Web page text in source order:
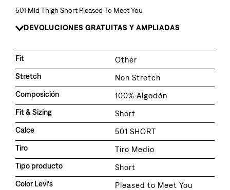
501 Mid Thigh Short Pleased To Meet You
DEVOLUCIONES GRATUITAS Y AMPLIADAS
Fit
Other
Stretch
Non Stretch
Composición
100% Algodón
Fit & Sizing
Short
Calce
501 SHORT
Tiro
Tiro Medio
Tipo producto
Short
Color Levi's
Pleased to Meet You